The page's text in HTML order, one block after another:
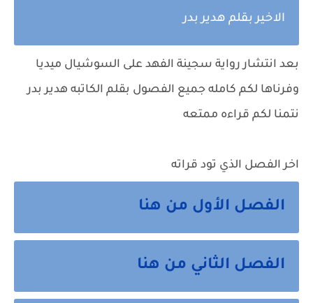
الاخير بقلم هدير بدر
بعد انتشار رواية سجينة الفهد على السوشيال ميديا
وفرناها لكم كامله جميع الفصول بقلم الكاتبه هدير بدر
نتمنا لكم قراءه ممتعه
اخر الفصل الذي تود قراته
الفصل الأول من هنا
الفصل الثاني من هنا